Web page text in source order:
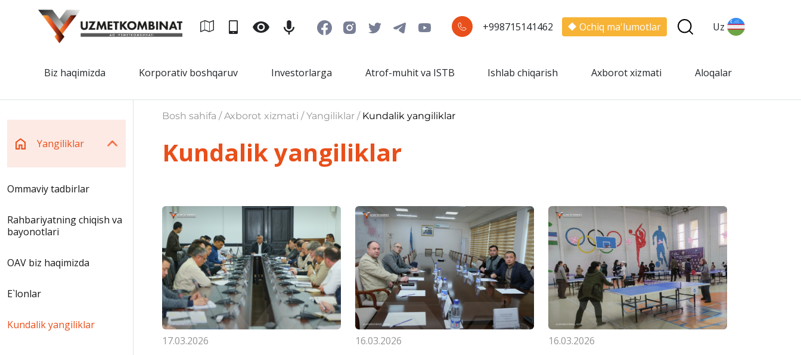
+998715141462 Ochiq ma'lumotlar Uz
Biz haqimizda Korporativ boshqaruv Investorlarga Atrof-muhit va ISTB Ishlab chiqarish Axborot xizmati Aloqalar
Yangiliklar
Ommaviy tadbirlar
Rahbariyatning chiqish va
bayonotlari
OAV biz haqimizda
E`lonlar
Kundalik yangiliklar
Bosh sahifa / Axborot xizmati / Yangiliklar / Kundalik yangiliklar
Kundalik yangiliklar
17.03.2026 16.03.2026 16.03.2026